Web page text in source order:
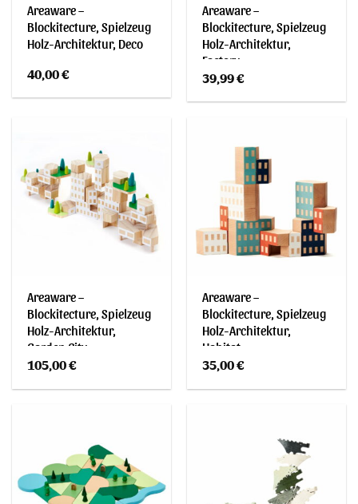
Areaware –
Blockitecture, Spielzeug
Holz-Architektur, Deco
40,00€
Areaware –
Blockitecture, Spielzeug
Holz-Architektur,
Factory
39,99€
Areaware –
Blockitecture, Spielzeug
Holz-Architektur,
Garden City
105,00€
Areaware –
Blockitecture, Spielzeug
Holz-Architektur,
Habitat
35,00€